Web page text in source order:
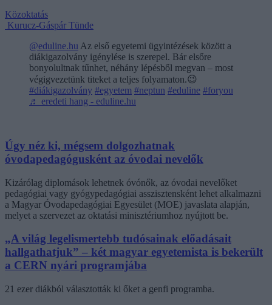
Közoktatás
Kurucz-Gáspár Tünde
@eduline.hu Az első egyetemi ügyintézések között a
diákigazolvány igénylése is szerepel. Bár elsőre
bonyolultnak tűnhet, néhány lépésből megvan – most
végigvezetünk titeket a teljes folyamaton.😉
#diákigazolvány #egyetem #neptun #eduline #foryou
♬ eredeti hang - eduline.hu
Úgy néz ki, mégsem dolgozhatnak
óvodapedagógusként az óvodai nevelők
Kizárólag diplomások lehetnek óvónők, az óvodai nevelőket
pedagógiai vagy gyógypedagógiai asszisztensként lehet alkalmazni
a Magyar Óvodapedagógiai Egyesület (MOE) javaslata alapján,
melyet a szervezet az oktatási minisztériumhoz nyújtott be.
„A világ legelismertebb tudósainak előadásait
hallgathatjuk” – két magyar egyetemista is bekerült
a CERN nyári programjába
21 ezer diákból választották ki őket a genfi programba.